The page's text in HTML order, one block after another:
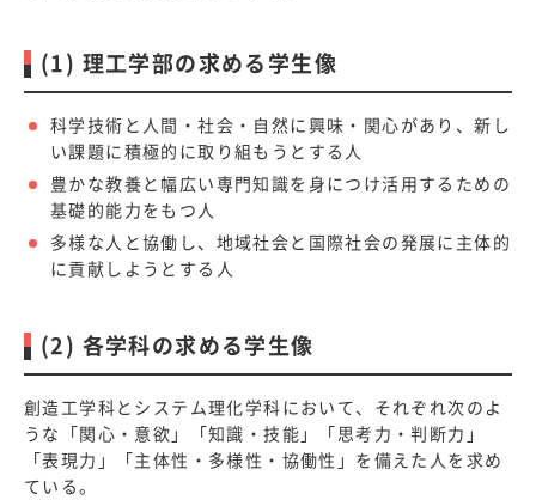
(1) 理工学部の求める学生像
科学技術と人間・社会・自然に興味・関心があり、新し
い課題に積極的に取り組もうとする人
豊かな教養と幅広い専門知識を身につけ活用するための
基礎的能力をもつ人
多様な人と協働し、地域社会と国際社会の発展に主体的
に貢献しようとする人
(2) 各学科の求める学生像
創造工学科とシステム理化学科において、それぞれ次のよ
うな「関心・意欲」「知識・技能」「思考力・判断力」
「表現力」「主体性・多様性・協働性」を備えた人を求め
ている。